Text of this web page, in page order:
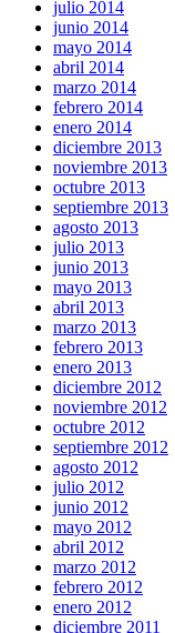
julio 2014
junio 2014
mayo 2014
abril 2014
marzo 2014
febrero 2014
enero 2014
diciembre 2013
noviembre 2013
octubre 2013
septiembre 2013
agosto 2013
julio 2013
junio 2013
mayo 2013
abril 2013
marzo 2013
febrero 2013
enero 2013
diciembre 2012
noviembre 2012
octubre 2012
septiembre 2012
agosto 2012
julio 2012
junio 2012
mayo 2012
abril 2012
marzo 2012
febrero 2012
enero 2012
diciembre 2011